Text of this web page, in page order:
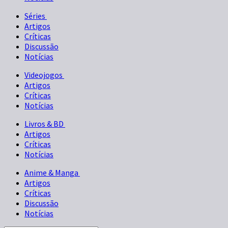
Séries
Artigos
Críticas
Discussão
Notícias
Videojogos
Artigos
Críticas
Notícias
Livros & BD
Artigos
Críticas
Notícias
Anime & Manga
Artigos
Críticas
Discussão
Notícias